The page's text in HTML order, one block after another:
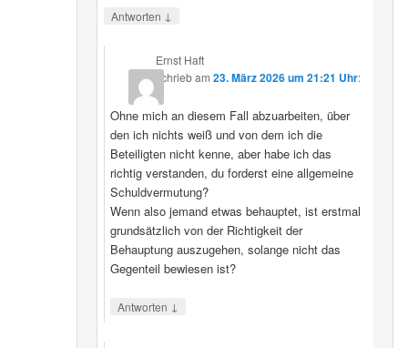
Antworten ↓
Ernst Haft
schriebam23. März 2026 um 21:21 Uhr:
Ohne mich an diesem Fall abzuarbeiten, über
den ich nichts weiß und von dem ich die
Beteiligten nicht kenne, aber habe ich das
richtig verstanden, du forderst eine allgemeine
Schuldvermutung?
Wenn also jemand etwas behauptet, ist erstmal
grundsätzlich von der Richtigkeit der
Behauptung auszugehen, solange nicht das
Gegenteil bewiesen ist?
Antworten ↓